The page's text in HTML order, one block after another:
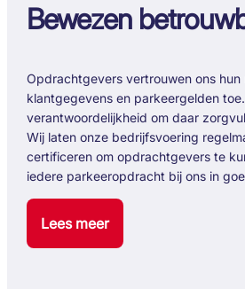
Bewezen
Opdrachtgevers vertrouwen ons hun
klantgegevens en parkeergelden
verantwoordelijkheid om daar
Wij laten onze bedrijfsvoering
certificeren om opdrachtgevers te
iedere parkeeropdracht bij ons in
Lees meer